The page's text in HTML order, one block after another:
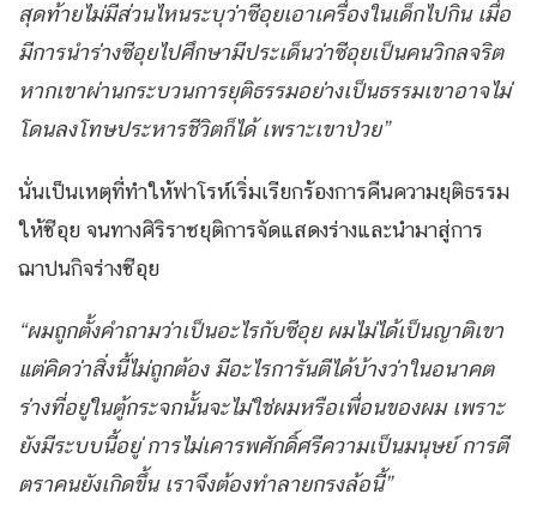
สุดท้ายไม่มีส่วนไหนระบุว่าซีอุยเอาเครื่องในเด็กไปกิน เมื่อ
มีการนำร่างซีอุยไปศึกษามีประเด็นว่าซีอุยเป็นคนวิกลจริต
หากเขาผ่านกระบวนการยุติธรรมอย่างเป็นธรรมเขาอาจไม่
โดนลงโทษประหารชีวิตก็ได้ เพราะเขาป่วย”
นั่นเป็นเหตุที่ทำให้ฟาโรห์เริ่มเรียกร้องการคืนความยุติธรรม
ให้ซีอุย จนทางศิริราชยุติการจัดแสดงร่างและนำมาสู่การ
ฌาปนกิจร่างซีอุย
“ผมถูกตั้งคำถามว่าเป็นอะไรกับซีอุย ผมไม่ได้เป็นญาติเขา
แต่คิดว่าสิ่งนี้ไม่ถูกต้อง มีอะไรการันตีได้บ้างว่าในอนาคต
ร่างที่อยู่ในตู้กระจกนั้นจะไม่ใช่ผมหรือเพื่อนของผม เพราะ
ยังมีระบบนี้อยู่ การไม่เคารพศักดิ์ศรีความเป็นมนุษย์ การตี
ตราคนยังเกิดขึ้น เราจึงต้องทำลายกรงล้อนี้”